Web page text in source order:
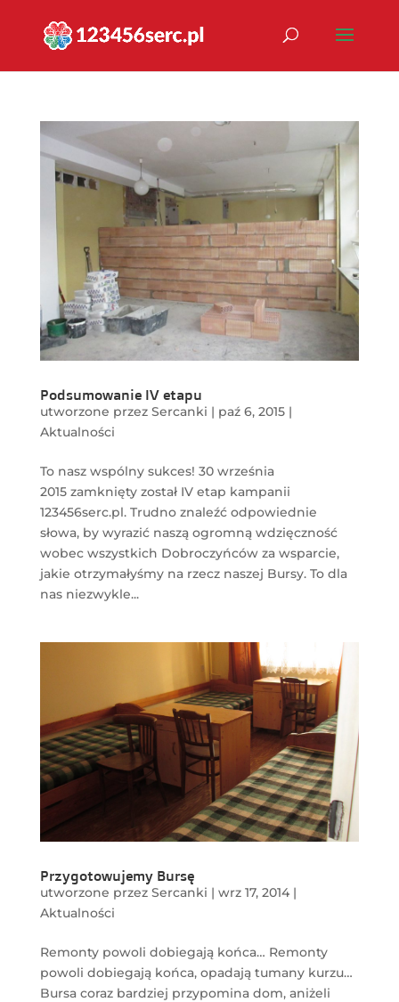
Podsumowanie IV etapu
utworzone przez Sercanki | paź 6, 2015|
Aktualności
To nasz wspólny sukces! 30 września
2015 zamknięty został IV etap kampanii
123456serc.pl. Trudno znaleźć odpowiednie
słowa, by wyrazić naszą ogromną wdzięczność
wobec wszystkich Dobroczyńców za wsparcie,
jakie otrzymałyśmy na rzecz naszej Bursy. To dla
nas niezwykle...
Przygotowujemy Bursę
utworzone przez Sercanki | wrz 17, 2014|
Aktualności
Remonty powoli dobiegają końca… Remonty
powoli dobiegają końca, opadają tumany kurzu…
Bursa coraz bardziej przypomina dom, aniżeli